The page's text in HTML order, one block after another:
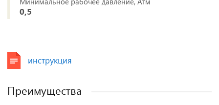
0,5
инструкция
Преимущества